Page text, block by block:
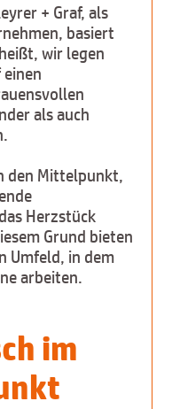
+ Graf, als
basiert
wir legen
als auch
den Mittelpunkt,
Herzstück
Grund bieten
Umfeld, in dem
arbeiten.
im